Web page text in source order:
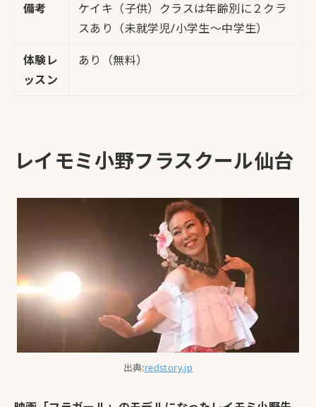
備考
ケイキ（子供）クラスは年齢別に２クラ
スあり（未就学児/小学生～中学生）
体験レ
ッスン
あり（無料）
レイモミ小野フラスクール仙台
出典:redstory.jp